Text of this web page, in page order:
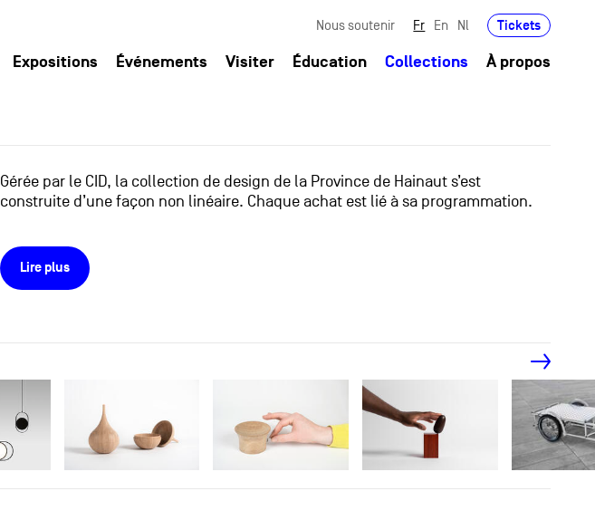
Nous soutenir Fr En Nl Tickets
Expositions Événements Visiter Éducation Collections À propos
Gérée par le CID, la collection de design de la Province de Hainaut s’est
construite d’une façon non linéaire. Chaque achat est lié à sa programmation.
Lire plus